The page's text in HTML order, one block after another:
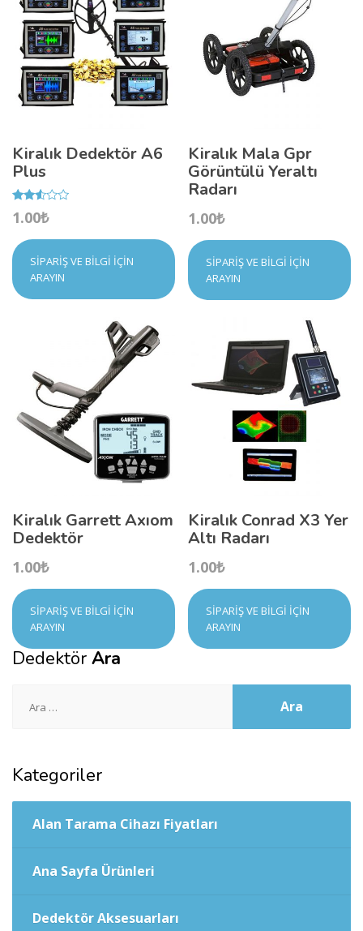
Kiralık Dedektör A6
Plus
Rated
2.44
of 5
1.00₺
SIPARIŞ VE BILGI İÇIN
ARAYIN
Kiralık Mala Gpr
Görüntülü Yeraltı
Radarı
1.00₺
SIPARIŞ VE BILGI İÇIN
ARAYIN
Kiralık Garrett Axıom
Dedektör
1.00₺
SIPARIŞ VE BILGI İÇIN
ARAYIN
Kiralık Conrad X3 Yer
Altı Radarı
1.00₺
SIPARIŞ VE BILGI İÇIN
ARAYIN
Dedektör Ara
Kategoriler
Alan Tarama Cihazı Fiyatları
Ana Sayfa Ürünleri
Dedektör Aksesuarları